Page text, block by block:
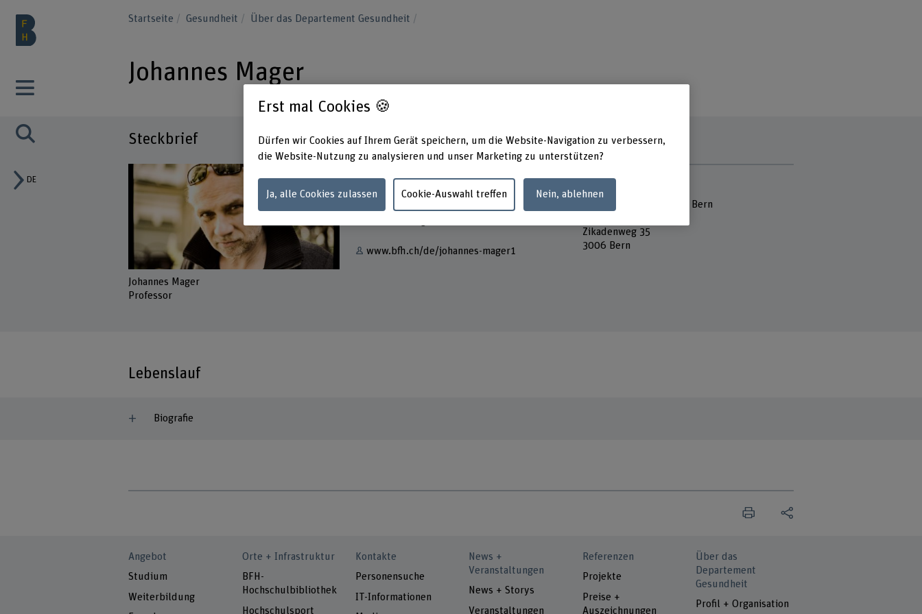
DE
Startseite Gesundheit Über das Departement Gesundheit
Johannes Mager
Steckbrief
Johannes Mager
Professor
Kontakt
+41 31 848 42 78
www.bfh.ch/de/johannes-mager1
Adresse
Berner Fachhochschule
Hochschule der Künste Bern
Zikadenweg 35
3006 Bern
Lebenslauf
Biografie
Angebot
Studium
Weiterbildung
Orte + Infrastruktur
BFH-
Hochschulbibliothek
Hochschulsport
Kontakte
Personensuche
IT-Informationen
News +
Veranstaltungen
News + Storys
Veranstaltungen
Referenzen
Projekte
Preise +
Auszeichnungen
Über das
Departement
Gesundheit
Profil + Organisation
Erst mal Cookies 🍪
Dürfen wir Cookies auf Ihrem Gerät speichern, um die Website-Navigation zu verbessern,
die Website-Nutzung zu analysieren und unser Marketing zu unterstützen?
Ja, alle Cookies zulassen Cookie-Auswahl treffen Nein, ablehnen